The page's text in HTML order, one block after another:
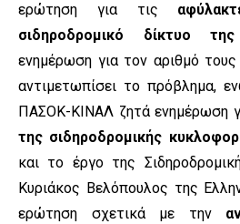
ερώτηση για τις
σιδηροδρομικό δίκτυο
ενημέρωση για τον αριθμό
αντιμετωπίσει το πρόβλημα,
ΠΑΣΟΚ-ΚΙΝΑΛ ζητά ενημέρωση
της σιδηροδρομικής
και το έργο της
Κυριάκος Βελόπουλος της
ερώτηση σχετικά με την